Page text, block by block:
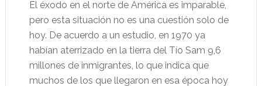
El éxodo en el norte de América es imparable,
pero esta situación no es una cuestión solo de
hoy. De acuerdo a un estudio, en 1970 ya
habían aterrizado en la tierra del Tío Sam 9,6
millones de inmigrantes, lo que indica que
muchos de los que llegaron en esa época hoy